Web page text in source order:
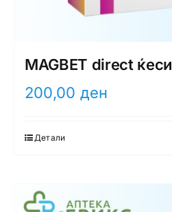
MAGBET direct ќеси
200,00 ден
Детали